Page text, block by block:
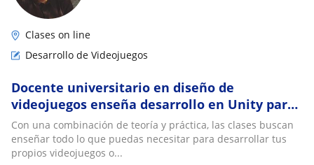
Clases on line
Desarrollo de Videojuegos
Docente universitario en diseño de
videojuegos enseña desarrollo en Unity para
niveles principiantes y avanzados. Para todas
las e
Con una combinación de teoría y práctica, las clases buscan
enseñar todo lo que puedas necesitar para desarrollar tus
propios videojuegos o...